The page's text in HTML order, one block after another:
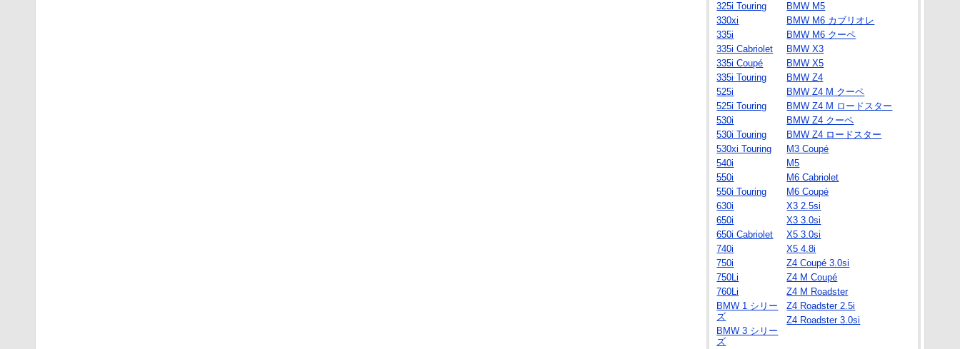
325i Touring
330xi
335i
335i Cabriolet
335i Coupé
335i Touring
525i
525i Touring
530i
530i Touring
530xi Touring
540i
550i
550i Touring
630i
650i
650i Cabriolet
740i
750i
750Li
760Li
BMW 1 シリー
ズ
BMW 3 シリー
ズ
BMW M5
BMW M6 カブリオレ
BMW M6 クーペ
BMW X3
BMW X5
BMW Z4
BMW Z4 M クーペ
BMW Z4 M ロードスター
BMW Z4 クーペ
BMW Z4 ロードスター
M3 Coupé
M5
M6 Cabriolet
M6 Coupé
X3 2.5si
X3 3.0si
X5 3.0si
X5 4.8i
Z4 Coupé 3.0si
Z4 M Coupé
Z4 M Roadster
Z4 Roadster 2.5i
Z4 Roadster 3.0si